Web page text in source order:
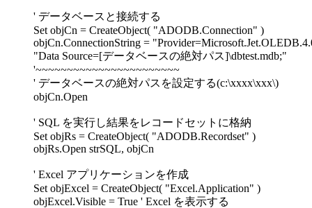
' データベースと接続する
Set objCn = CreateObject( "ADODB.Connection" )
objCn.ConnectionString =
"Data Source=[データベースの絶対パス]\dbtest.mdb;"
'~~~~~~~~~~~~~~~~~~~~~~~
' データベースの絶対パスを設定する(c:\xxxx\xxx\)
objCn.Open
' SQL を実行し結果をレコードセットに格納
Set objRs = CreateObject( "ADODB.Recordset" )
objRs.Open strSQL, objCn
' Excel アプリケーションを作成
Set objExcel = CreateObject( "Excel.Application" )
objExcel.Visible = True ' Excel を表示する